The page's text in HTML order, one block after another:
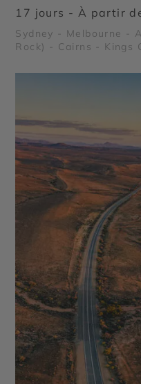
17 jours - À partir
Sydney - Melbourne -
Rock) - Cairns - Kings
Daintree - Fitzroy